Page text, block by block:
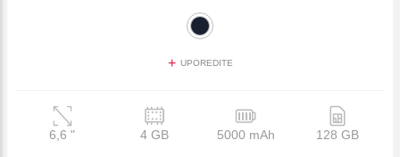
+ UPOREDITE
6,6" 4 GB 5000 mAh 128 GB